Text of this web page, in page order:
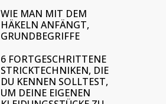
WIE MAN MIT DEM
HÄKELN ANFÄNGT,
GRUNDBEGRIFFE
6 FORTGESCHRITTENE
STRICKTECHNIKEN, DIE
DU KENNEN SOLLTEST,
UM DEINE EIGENEN